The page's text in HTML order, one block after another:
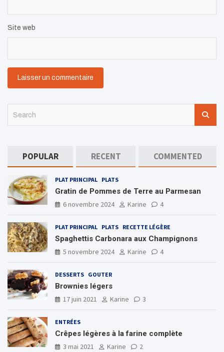
Site web
POPULAR RECENT COMMENTED
PLAT PRINCIPAL PLATS
Gratin de Pommes de Terre au Parmesan
6 novembre 2024
Karine 4
PLAT PRINCIPAL PLATS RECETTE LÉGÈRE
Spaghettis Carbonara aux Champignons
5 novembre 2024
Karine 4
DESSERTS GOUTER
Brownies légers
17 juin 2021
Karine 3
ENTRÉES
Crêpes légères à la farine complète
3 mai 2021
Karine 2